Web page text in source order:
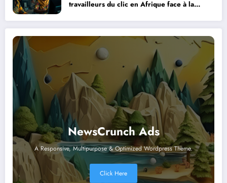
travailleurs du clic en Afrique face à la
NewsCrunch Ads
A Responsive, Multipurpose & Optimized Wordpress Theme.
Click Here